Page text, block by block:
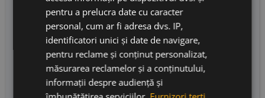
neagră, ceai negru, zaț de espresso.
Componentele minerale se evidentiaza si ele in
note de pământ uscat și eucalipt. Taninuri moi,
dar dense și o vâscozitate ce umple gura.
Aromele persistă, iar aciditatea șlefuiește
palatul, oferind o lungime și o profunzime
pentru a prelucra date cu caracter
personal, cum ar fi adresa dvs. IP,
identificatori unici și date de navigare,
pentru reclame și conținut personalizat,
măsurarea reclamelor și a conținutului,
informații despre audiență și